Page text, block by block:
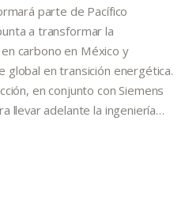
parte de Pacífico
a transformar la
carbono en México y
en transición energética.
en conjunto con Siemens
llevar adelante la ingeniería…